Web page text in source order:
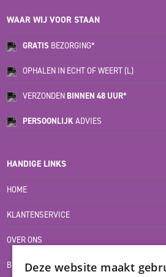
WAAR WIJ VOOR STAAN
GRATIS BEZORGING*
OPHALEN IN ECHT OF WEERT (L)
VERZONDEN BINNEN 48 UUR*
PERSOONLIJKADVIES
HANDIGE LINKS
HOME
KLANTENSERVICE
OVER ONS
BLOGDeze website maakt